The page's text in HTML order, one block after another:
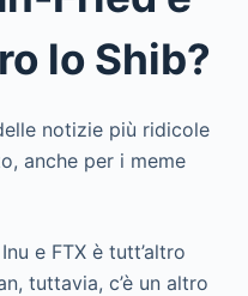
lo Shib?
notizie più ridicole
anche per i meme
e FTX è tutt’altro
tuttavia, c’è un altro